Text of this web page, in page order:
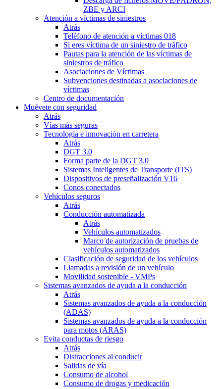
ZBE y ARCI
Atención a víctimas de siniestros
Atrás
Teléfono de atención a víctimas 018
Si eres víctima de un siniestro de tráfico
Pautas para la atención de las víctimas de
siniestros de tráfico
Asociaciones de Víctimas
Subvenciones destinadas a asociaciones de
víctimas
Centro de documentación
Muévete con seguridad
Atrás
Vías más seguras
Tecnología e innovación en carretera
Atrás
DGT 3.0
Forma parte de la DGT 3.0
Sistemas Inteligentes de Transporte (ITS)
Dispositivos de preseñalización V16
Conos conectados
Vehículos seguros
Atrás
Conducción automatizada
Atrás
Vehículos automatizados
Marco de autorización de pruebas de
vehículos automatizados
Clasificación de seguridad de los vehículos
Llamadas a revisión de un vehículo
Movilidad sostenible - VMPs
Sistemas avanzados de ayuda a la conducción
Atrás
Sistemas avanzados de ayuda a la conducción
(ADAS)
Sistemas avanzados de ayuda a la conducción
para motos (ARAS)
Evita conductas de riesgo
Atrás
Distracciones al conducir
Salidas de vía
Consumo de alcohol
Consumo de drogas y medicación